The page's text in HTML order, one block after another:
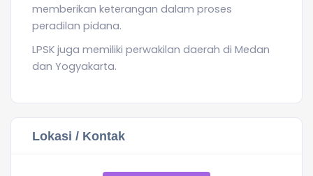
memberikan keterangan dalam proses
peradilan pidana.
LPSK juga memiliki perwakilan daerah di Medan
dan Yogyakarta.
Lokasi / Kontak